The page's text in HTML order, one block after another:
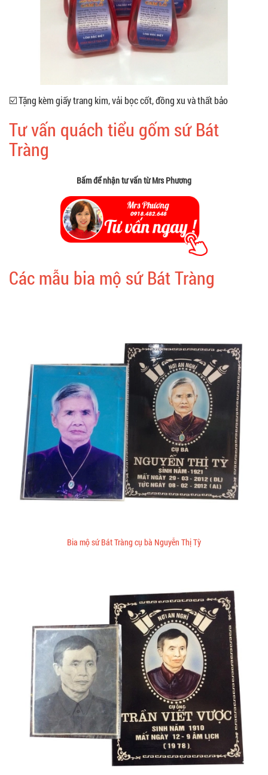
☑️ Tặng kèm giấy trang kim, vải bọc cốt, đồng xu và thất bảo
Tư vấn quách tiểu gốm sứ Bát
Tràng
Bấm để nhận tư vấn từ Mrs Phương
Các mẫu bia mộ sứ Bát Tràng
Bia mộ sứ Bát Tràng cụ bà Nguyễn Thị Tỳ